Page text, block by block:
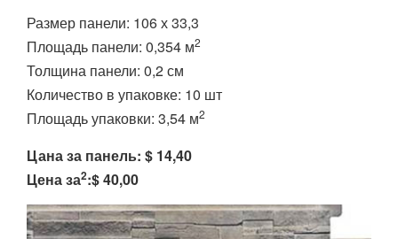
Размер панели: 106 х 33,3
Площадь панели: 0,354 м2
Толщина панели: 0,2 см
Количество в упаковке: 10 шт
Площадь упаковки: 3,54 м2
Цана за панель: $ 14,40
Цена за2:$ 40,00